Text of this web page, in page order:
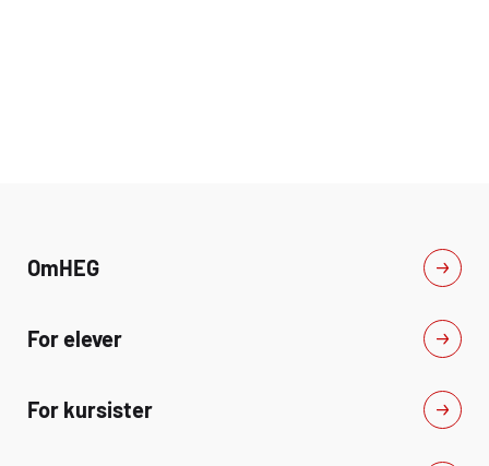
OmHEG
For elever
For kursister